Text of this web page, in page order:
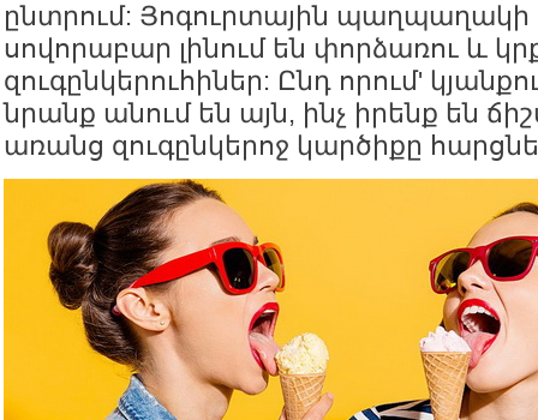
ընտրում: Յոգուրտային
սովորաբար լինում են փորձառու և
զուգընկերուհիներ: Ընդ որում'
նրանք անում են այն, ինչ իրենք են
առանց զուգընկերոջ կարծիքը